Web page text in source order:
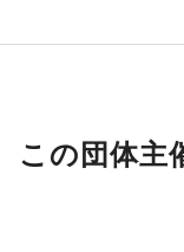
この団体主